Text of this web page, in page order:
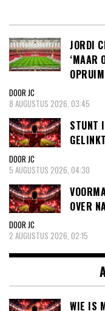
JORDI
‘MAAR
DOOR JC
8 AUGUSTUS 2026, 03:45
STUNT
DOOR JC
5 AUGUSTUS 2026, 04:30
OVER
DOOR JC
2 AUGUSTUS 2026, 02:15
WIE IS